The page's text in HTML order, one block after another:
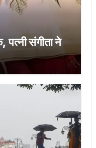
पत्नी संगीता ने